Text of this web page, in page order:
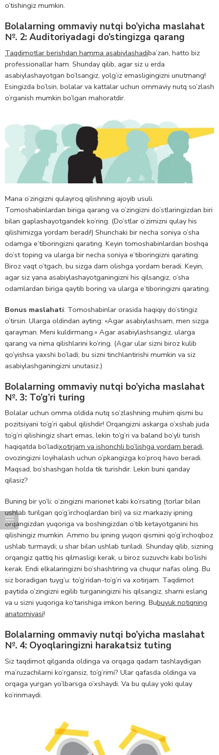
o’tishingiz mumkin.
Bolalarning ommaviy nutqi bo’yicha maslahat
№. 2: Auditoriyadagi do’stingizga qarang
Taqdimotlar berishdan hamma asabiylashadiba’zan, hatto biz
professionallar ham. Shunday qilib, agar siz u erda
asabiylashayotgan bo’lsangiz, yolg’iz emasligingizni unutmang!
Esingizda bo’lsin, bolalar va kattalar uchun ommaviy nutq so’zlash
o’rganish mumkin bo’lgan mahoratdir.
Mana o’zingizni qulayroq qilishning ajoyib usuli.
Tomoshabinlardan biriga qarang va o’zingizni do’stlaringizdan biri
bilan gaplashayotgandek ko’ring. (Do’stlar o’zimizni qulay his
qilishimizga yordam beradi!) Shunchaki bir necha soniya o’sha
odamga e’tiboringizni qarating. Keyin tomoshabinlardan boshqa
do’st toping va ularga bir necha soniya e’tiboringizni qarating.
Biroz vaqt o’tgach, bu sizga dam olishga yordam beradi. Keyin,
agar siz yana asabiylashayotganingizni his qilsangiz, o’sha
odamlardan biriga qaytib boring va ularga e’tiboringizni qarating.
Bonus maslahati: Tomoshabinlar orasida haqiqiy do’stingiz
o’tirsin. Ularga oldindan ayting: «Agar asabiylashsam, men sizga
qarayman. Meni kuldirmang.» Agar asabiylashsangiz, ularga
qarang va nima qilishlarini ko’ring. (Agar ular sizni biroz kulib
qo’yishsa yaxshi bo’ladi; bu sizni tinchlantirishi mumkin va siz
asabiylashganingizni unutasiz.)
Bolalarning ommaviy nutqi bo’yicha maslahat
№. 3: To’g’ri turing
Bolalar uchun omma oldida nutq so’zlashning muhim qismi bu
pozitsiyani to’g’ri qabul qilishdir! Orqangizni askarga o’xshab juda
to’g’ri qilishingiz shart emas, lekin to’g’ri va baland bo’yli turish
haqiqatda bo’ladixotirjam va ishonchli bo’lishga yordam beradi,
ovozingizni loyihalash uchun o’pkangizga ko’proq havo beradi.
Maqsad, bo’shashgan holda tik turishdir. Lekin buni qanday
qilasiz?
Buning bir yo’li: o’zingizni marionet kabi ko’rsating (torlar bilan
ushlab turilgan qo’g’irchoqlardan biri) va siz markaziy ipning
orqangizdan yuqoriga va boshingizdan o’tib ketayotganini his
qilishingiz mumkin. Ammo bu ipning yuqori qismini qo’g’irchoqboz
ushlab turmaydi; u shar bilan ushlab turiladi. Shunday qilib, sizning
orqangiz qattiq his qilmasligi kerak, u biroz suzuvchi kabi bo’lishi
kerak. Endi elkalaringizni bo’shashtiring va chuqur nafas oling. Bu
siz boradigan tuyg’u: to’g’ridan-to’g’ri va xotirjam. Taqdimot
paytida o’zingizni egilib turganingizni his qilsangiz, sharni eslang
va u sizni yuqoriga ko’tarishiga imkon bering. Bubuyuk notiqning
anatomiyasi!
Bolalarning ommaviy nutqi bo’yicha maslahat
№. 4: Oyoqlaringizni harakatsiz tuting
Siz taqdimot qilganda oldinga va orqaga qadam tashlaydigan
ma’ruzachilarni ko’rgansiz, to’g’rimi? Ular qafasda oldinga va
orqaga yurgan yo’lbarsga o’xshaydi. Va bu qulay yoki qulay
ko’rinmaydi.